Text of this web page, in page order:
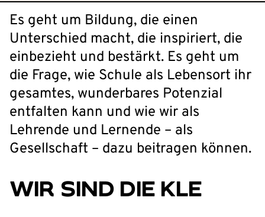
Es geht um Bildung, die einen
Unterschied macht, die inspiriert, die
einbezieht und bestärkt. Es geht um
die Frage, wie Schule als Lebensort ihr
gesamtes, wunderbares Potenzial
entfalten kann und wie wir als
Lehrende und Lernende – als
Gesellschaft – dazu beitragen können.
WIR SIND DIE KLE